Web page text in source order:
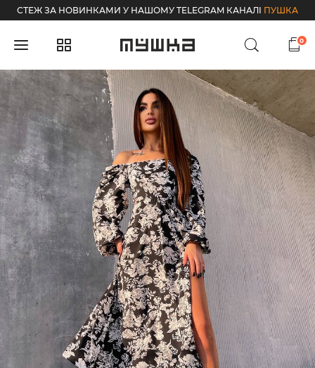
СТЕЖ ЗА НОВИНКАМИ У НАШОМУ TELEGRAM КАНАЛІ ПУШКА
0